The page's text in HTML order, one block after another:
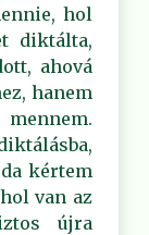
hol
diktálta,
ahová
hanem
kértem
van az
újra